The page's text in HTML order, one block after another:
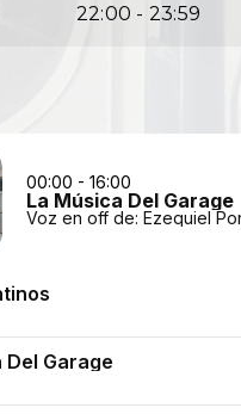
22:00 - 23:59